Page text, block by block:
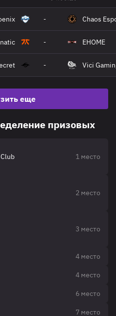
- Chaos
- EHOME
- Vici
еще
призовых
1 место
2 место
3 место
4 место
4 место
6 место
7 место